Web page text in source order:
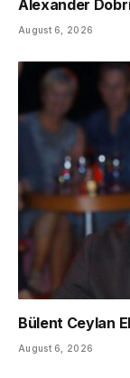
Alexander
August 6, 2026
Bülent Ceylan
August 6, 2026